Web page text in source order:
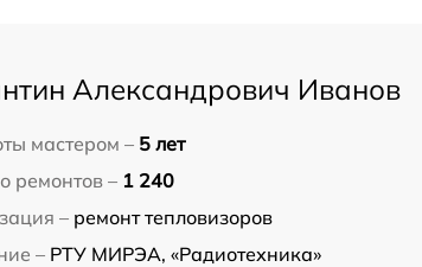
Александрович Иванов
мастером – 5 лет
ремонтов – 1 240
– ремонт тепловизоров
– РТУ МИРЭА, «Радиотехника»